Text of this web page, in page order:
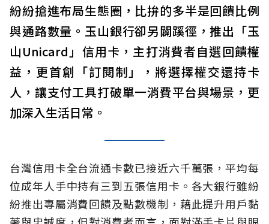
紛紛搶進布局生態圈，比拚的多半是回饋比例
與通路數量。玉山銀行卻另闢蹊徑，推出「玉
山Unicard」信用卡，主打消費者自選回饋權
益，更首創「訂閱制」，將選擇權交還持卡
人，讓支付工具打破單一消費平台與場景，更
加深入生活日常。
台灣信用卡全台流通卡數已接近六千萬張，平均每
位成年人手中持有三到五張信用卡。各大銀行雖紛
紛推出專屬消費回饋及點數機制，藉此提升用戶黏